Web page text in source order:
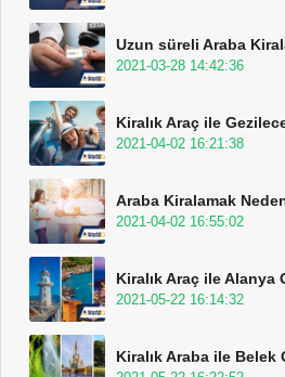
Uzun süreli Araba
2021-03-28 14:42:36
Kiralık Araç ile
2021-04-02 16:21:38
Araba Kiralamak
2021-04-02 16:55:02
Kiralık Araç ile Alanya
2021-05-22 16:14:32
Kiralık Araba ile Belek